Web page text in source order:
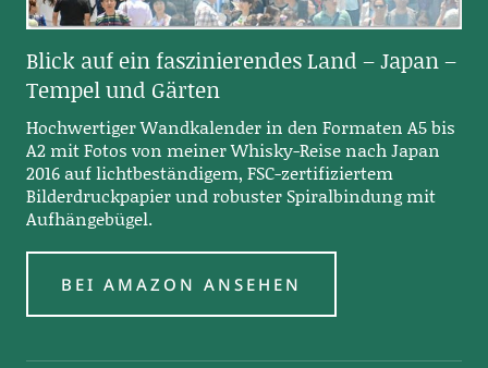
Blick auf ein faszinierendes Land – Japan –
Tempel und Gärten
Hochwertiger Wandkalender in den Formaten A5 bis
A2 mit Fotos von meiner Whisky-Reise nach Japan
2016 auf lichtbeständigem, FSC-zertifiziertem
Bilderdruckpapier und robuster Spiralbindung mit
Aufhängebügel.
BEI AMAZON ANSEHEN